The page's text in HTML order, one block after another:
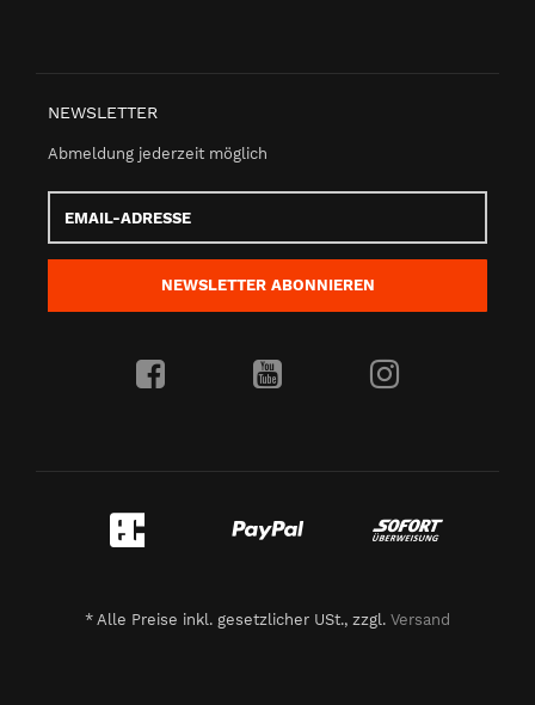
NEWSLETTER
Abmeldung jederzeit möglich
Adresse
NEWSLETTER ABONNIEREN
* Alle Preise inkl. gesetzlicher USt., zzgl. Versand